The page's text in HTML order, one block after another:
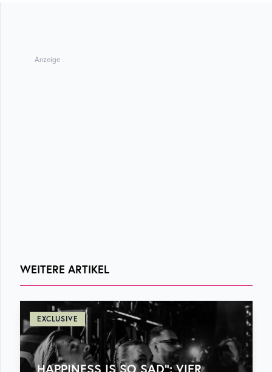
Anzeige
WEITERE ARTIKEL
EXCLUSIVE
„HAPPINESS IS SO SAD“: VIER